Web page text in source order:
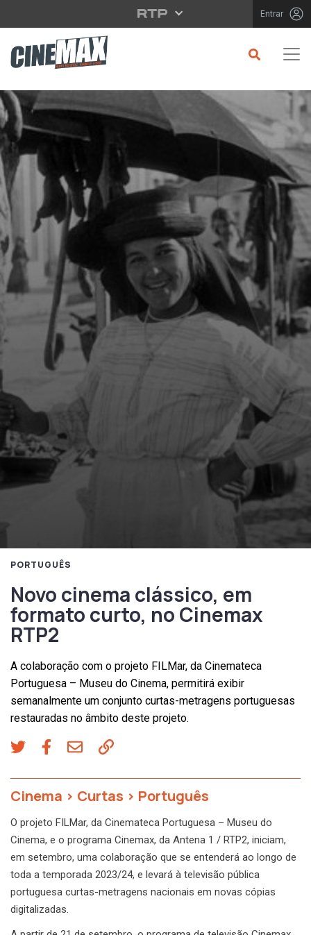
Saltar para o conteúdo principal Entrar
PORTUGUÊS
Novo cinema clássico, em
formato curto, no Cinemax
RTP2
A colaboração com o projeto FILMar, da Cinemateca
Portuguesa – Museu do Cinema, permitirá exibir
semanalmente um conjunto curtas-metragens portuguesas
restauradas no âmbito deste projeto.
Cinema > Curtas > Português
O projeto FILMar, da Cinemateca Portuguesa – Museu do
Cinema, e o programa Cinemax, da Antena 1 / RTP2, iniciam,
em setembro, uma colaboração que se entenderá ao longo de
toda a temporada 2023/24, e levará à televisão pública
portuguesa curtas-metragens nacionais em novas cópias
digitalizadas.